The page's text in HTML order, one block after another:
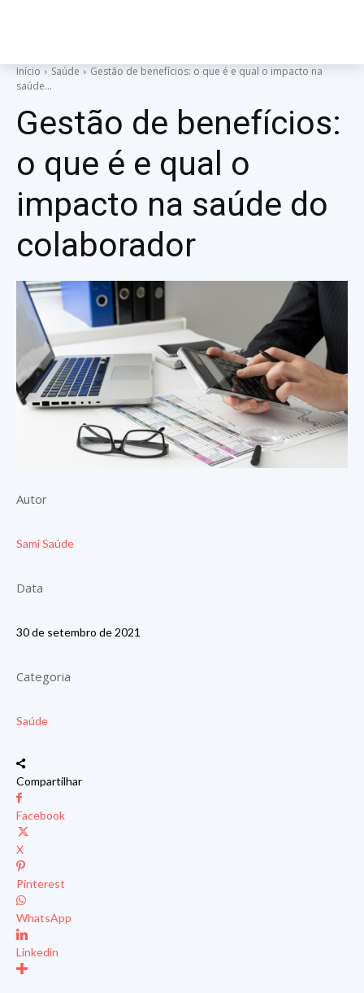
Início Saúde
Gestão de benefícios: o que é e qual o impacto na
saúde...
Gestão de benefícios:
o que é e qual o
impacto na saúde do
colaborador
Autor
Sami Saúde
Data
30 de setembro de 2021
Categoria
Saúde
Compartilhar
Facebook
X
Pinterest
WhatsApp
Linkedin